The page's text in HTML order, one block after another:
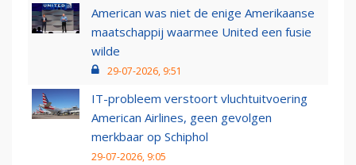
American was niet de enige Amerikaanse
maatschappij waarmee United een fusie
wilde
29-07-2026, 9:51
IT-probleem verstoort vluchtuitvoering
American Airlines, geen gevolgen
merkbaar op Schiphol
29-07-2026, 9:05